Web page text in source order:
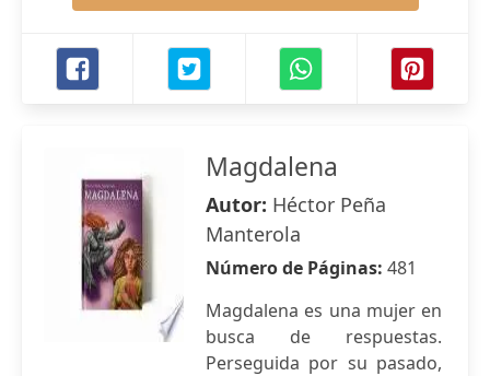
Magdalena
Autor: Héctor Peña
Manterola
Número de Páginas: 481
Magdalena es una mujer en
busca de respuestas.
Perseguida por su pasado,